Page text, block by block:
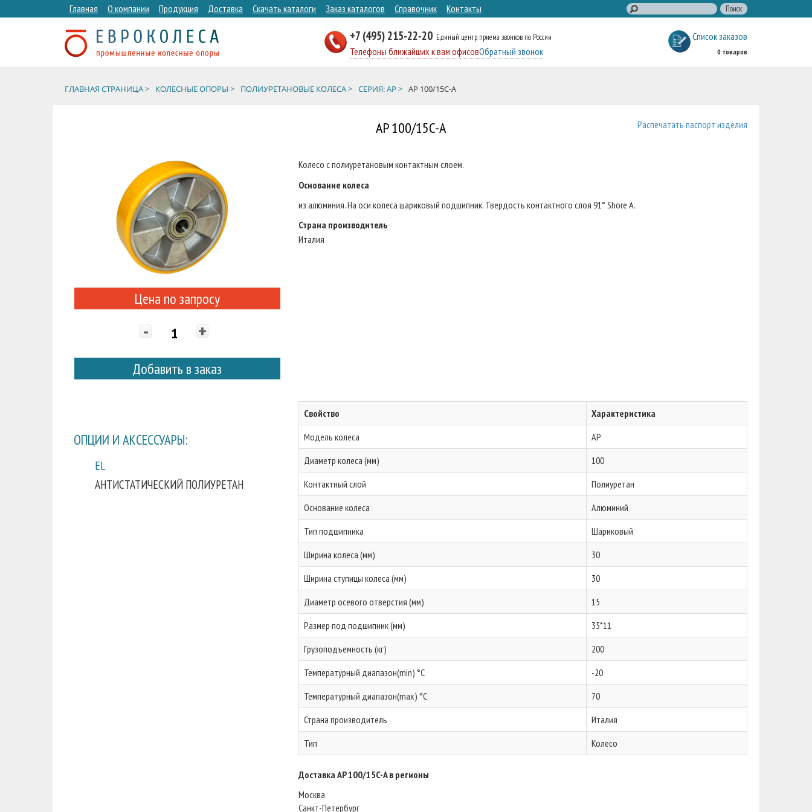
Главная О компании Продукция Доставка Скачать каталоги Заказ каталогов Справочник Контакты
+7 (495) 215-22-20 Единый центр приема звонков по России
Телефоны ближайших к вам офисовОбратный звонок
Список заказов
0 товаров
ГЛАВНАЯ СТРАНИЦА > КОЛЕСНЫЕ ОПОРЫ > ПОЛИУРЕТАНОВЫЕ КОЛЕСА > СЕРИЯ: AP > AP 100/15C-A
AP 100/15C-A Распечатать паспорт изделия
Цена по запросу
- +
Добавить в заказ
Колесо с полиуретановым контактным слоем.
Основание колеса
из алюминия. На оси колеса шариковый подшипник. Твердость контактного слоя 91° Shore A.
Страна производитель
Италия
ОПЦИИ И АКСЕССУАРЫ:
EL
АНТИСТАТИЧЕСКИЙ ПОЛИУРЕТАН
Свойство
Характеристика
Модель колеса
AP
Диаметр колеса (мм)
100
Контактный слой
Полиуретан
Основание колеса
Алюминий
Тип подшипника
Шариковый
Ширина колеса (мм)
30
Ширина ступицы колеса (мм)
30
Диаметр осевого отверстия (мм)
15
Размер под подшипник (мм)
35*11
Грузоподъемность (кг)
200
Температурный диапазон(min) °C
-20
Температурный диапазон(max) °C
70
Страна производитель
Италия
Тип
Колесо
Доставка AP 100/15C-A в регионы
Москва
Санкт-Петербург